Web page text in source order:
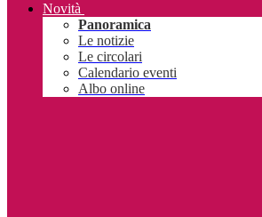
Novità
Panoramica
Le notizie
Le circolari
Calendario eventi
Albo online